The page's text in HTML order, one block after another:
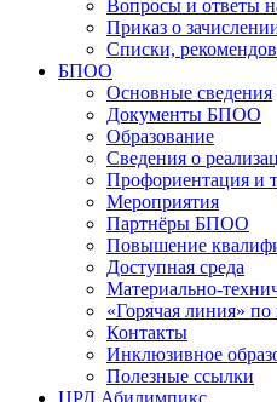
Вопросы и ответы
Приказ о
Списки,
БПОО
Основные сведения
Документы БПОО
Образование
Сведения о
Профориентация и
Мероприятия
Партнёры БПОО
Повышение
Доступная среда
Материально-
«Горячая линия»
Контакты
Инклюзивное
Полезные ссылки
ЦРД Абилимпикс